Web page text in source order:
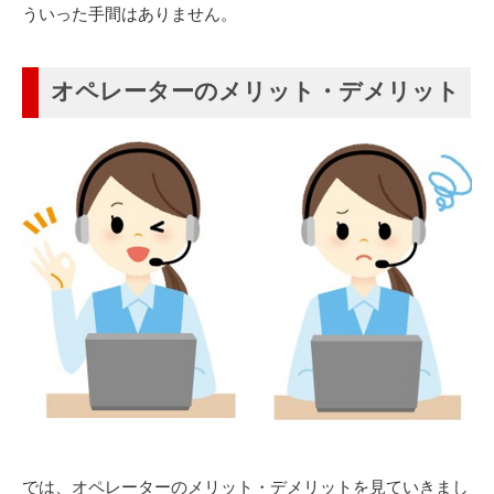
ういった手間はありません。
オペレーターのメリット・デメリット
では、オペレーターのメリット・デメリットを見ていきまし